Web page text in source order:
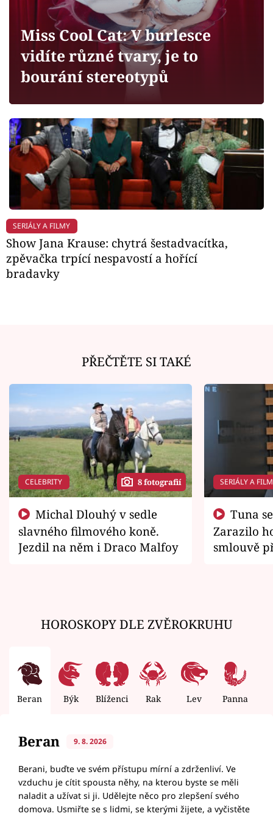
Sledujte prima+
Filmový festival Karlovy Vary
Mámy sobě
Přihlášení
Sledujte nás
Miss Cool Cat: V burlesce
vidíte různé tvary, je to
bourání stereotypů
SERIÁLY A FILMY
Show Jana Krause: chytrá šestadvacítka,
zpěvačka trpící nespavostí a hořící
bradavky
PŘEČTĚTE SI TAKÉ
CELEBRITY 8 fotografií
slavného filmového koně.
Jezdil na něm i Draco Malfoy
SERIÁLY A
Zarazilo
smlouvě
HOROSKOPY DLE ZVĚROKRUHU
Beran Býk Blíženci Rak Lev Panna
Beran 9. 8. 2026
Berani, buďte ve svém přístupu mírní a zdrženliví. Ve
vzduchu je cítit spousta něhy, na kterou byste se měli
naladit a užívat si ji. Udělejte něco pro zlepšení svého
domova. Usmiřte se s lidmi, se kterými žijete, a vyčistěte